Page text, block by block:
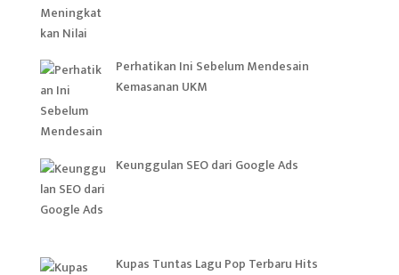
Perhatikan Ini Sebelum Mendesain
Kemasanan UKM
Keunggulan SEO dari Google Ads
Kupas Tuntas Lagu Pop Terbaru Hits